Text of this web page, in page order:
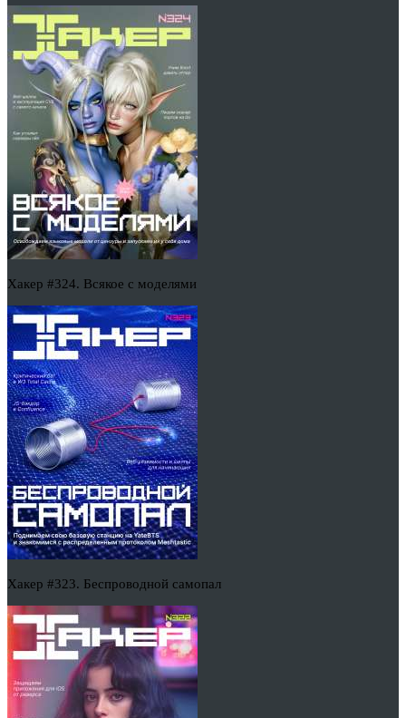
Хакер #324. Всякое с моделями
Хакер #323. Беспроводной самопал